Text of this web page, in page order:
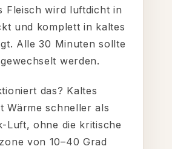
Fleisch wird luftdicht in
und komplett in kaltes
Alle 30 Minuten sollte
werden.
das? Kaltes
Wärme schneller als
Luft, ohne die kritische
von 10–40 Grad